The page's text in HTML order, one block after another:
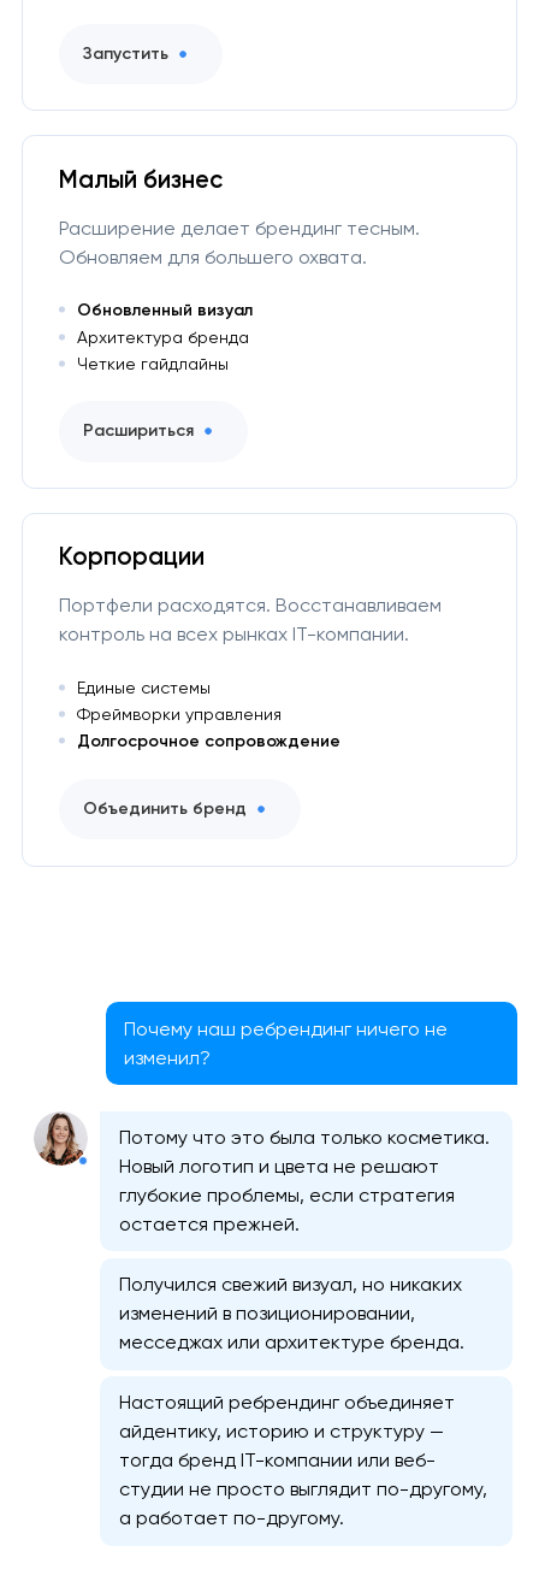
Запустить
Малый бизнес
Расширение делает брендинг тесным.
Обновляем для большего охвата.
Обновленный визуал
Архитектура бренда
Четкие гайдлайны
Расшириться
Корпорации
Портфели расходятся. Восстанавливаем
контроль на всех рынках IT-компании.
Единые системы
Фреймворки управления
Долгосрочное сопровождение
Объединить бренд
Почему наш ребрендинг ничего не
изменил?
Потому что это была только косметика.
Новый логотип и цвета не решают
глубокие проблемы, если стратегия
остается прежней.
Получился свежий визуал, но никаких
изменений в позиционировании,
месседжах или архитектуре бренда.
Настоящий ребрендинг объединяет
айдентику, историю и структуру —
тогда бренд IT-компании или веб-
студии не просто выглядит по-другому,
а работает по-другому.